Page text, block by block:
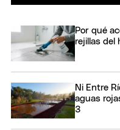
Por qué
rejillas del
Ni Entre
aguas
3